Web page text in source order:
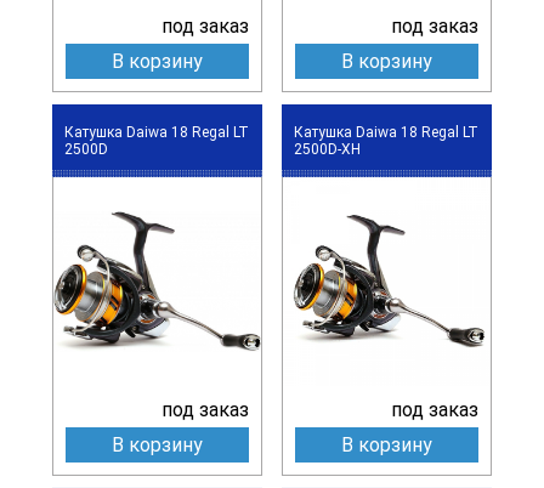
под заказ
В корзину
под заказ
В корзину
Катушка Daiwa 18 Regal LT
2500D
под заказ
В корзину
Катушка Daiwa 18 Regal LT
2500D-XH
под заказ
В корзину